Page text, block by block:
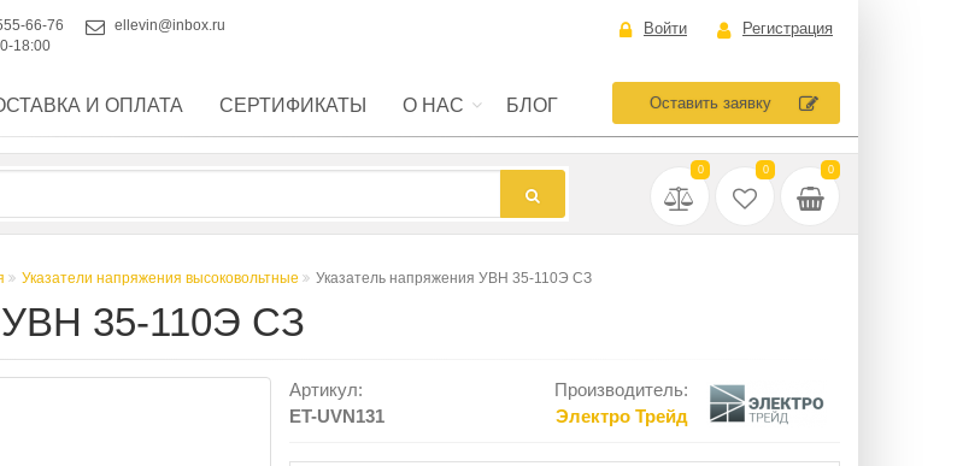
66-76
ellevin@inbox.ru
18:00
Войти Регистрация
И ОПЛАТА СЕРТИФИКАТЫ О НАС БЛОГ Оставить заявку
0 0 0
Указатели напряжения высоковольтные Указатель напряжения УВН 35-110Э СЗ
35-110Э СЗ
Артикул:
ET-UVN131
Производитель:
Электро Трейд